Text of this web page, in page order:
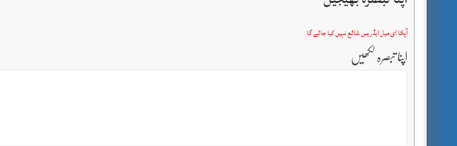
آپکا ای میل ایڈریس شائع نہیں کیا جائے گا
اپنا تبصرہ لکھیں